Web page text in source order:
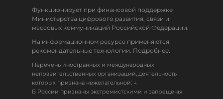
Функционирует при финансовой поддержке
Министерства цифрового развития, связи и
массовых коммуникаций Российской Федерации.
На информационном ресурсе применяются
рекомендательные технологии. Подробнее.
Перечень иностранных и международных
неправительственных организаций, деятельность
которых признана нежелательной: ↓
В России признаны экстремистскими и запрещены